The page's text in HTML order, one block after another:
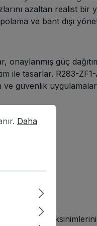
azaltan realist
ve bant dışı
güç
ile tasarlar. R283-ZF1-
güvenlik
ve ağ
Daha fazla bilgi...
Daha